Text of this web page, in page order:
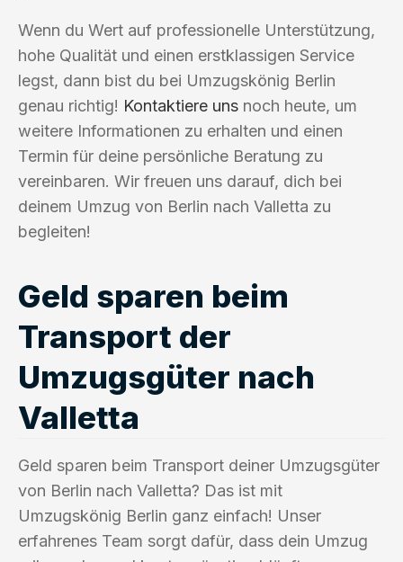
Wenn du Wert auf professionelle Unterstützung,
hohe Qualität und einen erstklassigen Service
legst, dann bist du bei Umzugskönig Berlin
genau richtig! Kontaktiere uns noch heute, um
weitere Informationen zu erhalten und einen
Termin für deine persönliche Beratung zu
vereinbaren. Wir freuen uns darauf, dich bei
deinem Umzug von Berlin nach Valletta zu
begleiten!
Geld sparen beim
Transport der
Umzugsgüter nach
Valletta
Geld sparen beim Transport deiner Umzugsgüter
von Berlin nach Valletta? Das ist mit
Umzugskönig Berlin ganz einfach! Unser
erfahrenes Team sorgt dafür, dass dein Umzug